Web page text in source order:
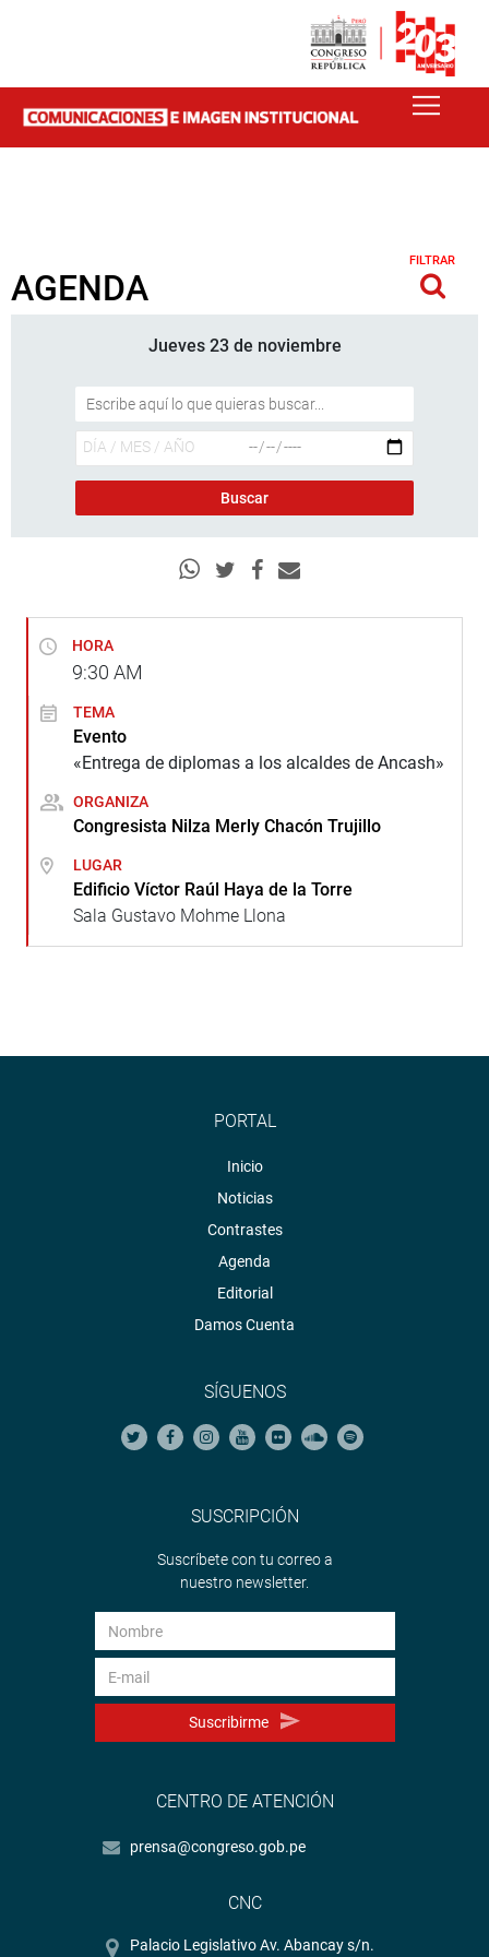
AGENDA
FILTRAR
Jueves 23 de noviembre
HORA
9:30 AM
TEMA
Evento
«Entrega de diplomas a los alcaldes de Ancash»
ORGANIZA
Congresista Nilza Merly Chacón Trujillo
LUGAR
Edificio Víctor Raúl Haya de la Torre
Sala Gustavo Mohme Llona
PORTAL
Inicio
Noticias
Contrastes
Agenda
Editorial
Damos Cuenta
SÍGUENOS
SUSCRIPCIÓN
Suscríbete con tu correo a
nuestro newsletter.
Suscribirme
CENTRO DE ATENCIÓN
prensa@congreso.gob.pe
CNC
Palacio Legislativo Av. Abancay s/n.